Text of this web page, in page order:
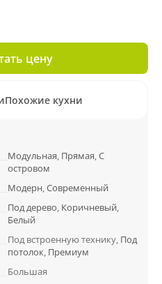
цену
Похожие кухни
Модульная, Прямая,С
островом
Модерн,Современный
Под дерево, Коричневый,
Белый
Под встроенную технику, Под
потолок, Премиум
Большая